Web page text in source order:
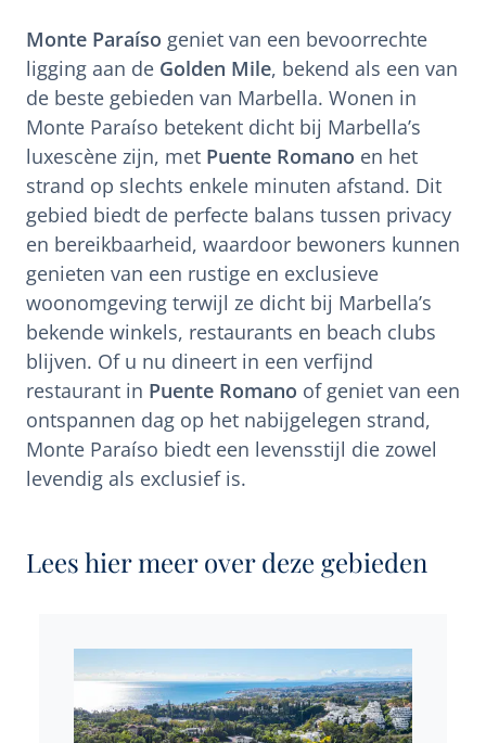
Monte Paraíso geniet van een bevoorrechte
ligging aan de Golden Mile, bekend als een van
de beste gebieden van Marbella. Wonen in
Monte Paraíso betekent dicht bij Marbella’s
luxescène zijn, met Puente Romano en het
strand op slechts enkele minuten afstand. Dit
gebied biedt de perfecte balans tussen privacy
en bereikbaarheid, waardoor bewoners kunnen
genieten van een rustige en exclusieve
woonomgeving terwijl ze dicht bij Marbella’s
bekende winkels, restaurants en beach clubs
blijven. Of u nu dineert in een verfijnd
restaurant in Puente Romano of geniet van een
ontspannen dag op het nabijgelegen strand,
Monte Paraíso biedt een levensstijl die zowel
levendig als exclusief is.
Lees hier meer over deze gebieden